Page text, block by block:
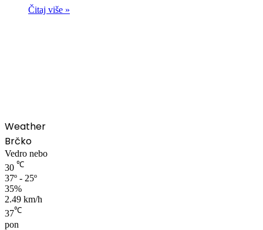
Čitaj više »
Weather
Brčko
Vedro nebo
30 ℃
37º - 25º
35%
2.49 km/h
37℃
pon